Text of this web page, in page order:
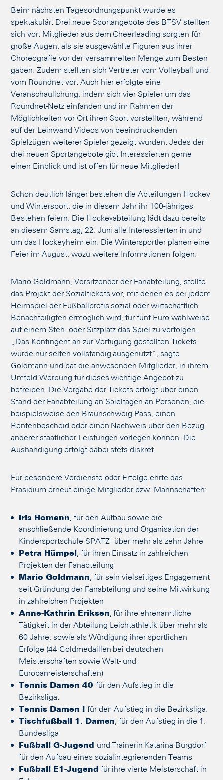
Beim nächsten Tagesordnungspunkt wurde es
spektakulär: Drei neue Sportangebote des BTSV stellten
sich vor. Mitglieder aus dem Cheerleading sorgten für
große Augen, als sie ausgewählte Figuren aus ihrer
Choreografie vor der versammelten Menge zum Besten
gaben. Zudem stellten sich Vertreter vom Volleyball und
vom Roundnet vor. Auch hier erfolgte eine
Veranschaulichung, indem sich vier Spieler um das
Roundnet-Netz einfanden und im Rahmen der
Möglichkeiten vor Ort ihren Sport vorstellten, während
auf der Leinwand Videos von beeindruckenden
Spielzügen weiterer Spieler gezeigt wurden. Jedes der
drei neuen Sportangebote gibt Interessierten gerne
einen Einblick und ist offen für neue Mitglieder!
Schon deutlich länger bestehen die Abteilungen Hockey
und Wintersport, die in diesem Jahr ihr 100-jähriges
Bestehen feiern. Die Hockeyabteilung lädt dazu bereits
an diesem Samstag, 22. Juni alle Interessierten in und
um das Hockeyheim ein. Die Wintersportler planen eine
Feier im August, wozu weitere Informationen folgen.
Mario Goldmann, Vorsitzender der Fanabteilung, stellte
das Projekt der Sozialtickets vor, mit denen es bei jedem
Heimspiel der Fußballprofis sozial oder wirtschaftlich
Benachteiligten ermöglich wird, für fünf Euro wahlweise
auf einem Steh- oder Sitzplatz das Spiel zu verfolgen.
„Das Kontingent an zur Verfügung gestellten Tickets
wurde nur selten vollständig ausgenutzt“, sagte
Goldmann und bat die anwesenden Mitglieder, in ihrem
Umfeld Werbung für dieses wichtige Angebot zu
betreiben. Die Vergabe der Tickets erfolgt über einen
Stand der Fanabteilung an Spieltagen an Personen, die
beispielsweise den Braunschweig Pass, einen
Rentenbescheid oder einen Nachweis über den Bezug
anderer staatlicher Leistungen vorlegen können. Die
Aushändigung erfolgt dabei stets diskret.
Für besondere Verdienste oder Erfolge ehrte das
Präsidium erneut einige Mitglieder bzw. Mannschaften:
Iris Homann , für den Aufbau sowie die
anschließende Koordinierung und Organisation der
Kindersportschule SPATZ! über mehr als zehn Jahre
Petra Hümpel
, für ihren Einsatz in zahlreichen
Projekten der Fanabteilung
Mario Goldmann , für sein vielseitiges Engagement
seit Gründung der Fanabteilung und seine Mitwirkung
in zahlreichen Projekten
Anne-Kathrin Eriksen , für ihre ehrenamtliche
Tätigkeit in der Abteilung Leichtathletik über mehr als
60 Jahre, sowie als Würdigung ihrer sportlichen
Erfolge (44 Goldmedaillen bei deutschen
Meisterschaften sowie Welt- und
Europameisterschaften)
Tennis Damen 40 für den Aufstieg in die
Bezirksliga.
Tennis Damen I für den Aufstieg in die Bezirksliga.
Tischfußball 1. Damen , für den Aufstieg in die 1.
Bundesliga
Fußball G-Jugend und Trainerin Katarina Burgdorf
für den Aufbau eines sozialintegrierenden Teams
Fußball E1-Jugend für ihre vierte Meisterschaft in